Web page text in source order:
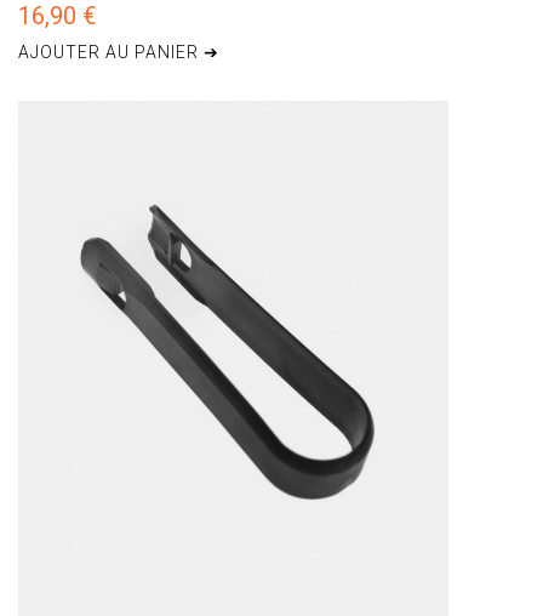
16,90 €
AJOUTER AU PANIER ➔